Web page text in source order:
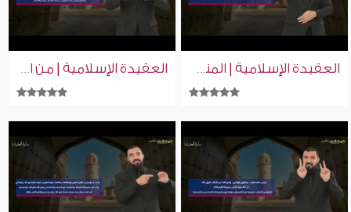
العقيدة الإسلامية | المنحرفون عن العقيدة السوية | إسلام ويب | للصم بلغة الإشارة العقيدة الإسلامية | من الإيمان بالله الحب والبغض فيه | إسلام ويب | للصم بلغة الإشارة